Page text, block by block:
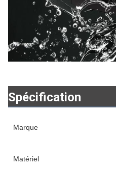
Spécification
Marque
Matériel